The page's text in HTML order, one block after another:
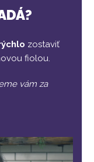
zostaviť
fiolou.
vám za